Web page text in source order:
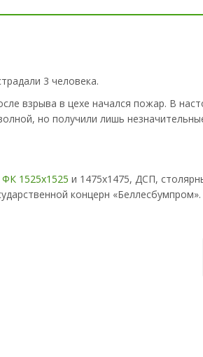
3 человека.
взрыва в цехе начался пожар. В
но получили лишь
1525х1525 и 1475х1475, ДСП,
концерн «Беллесбумпром».